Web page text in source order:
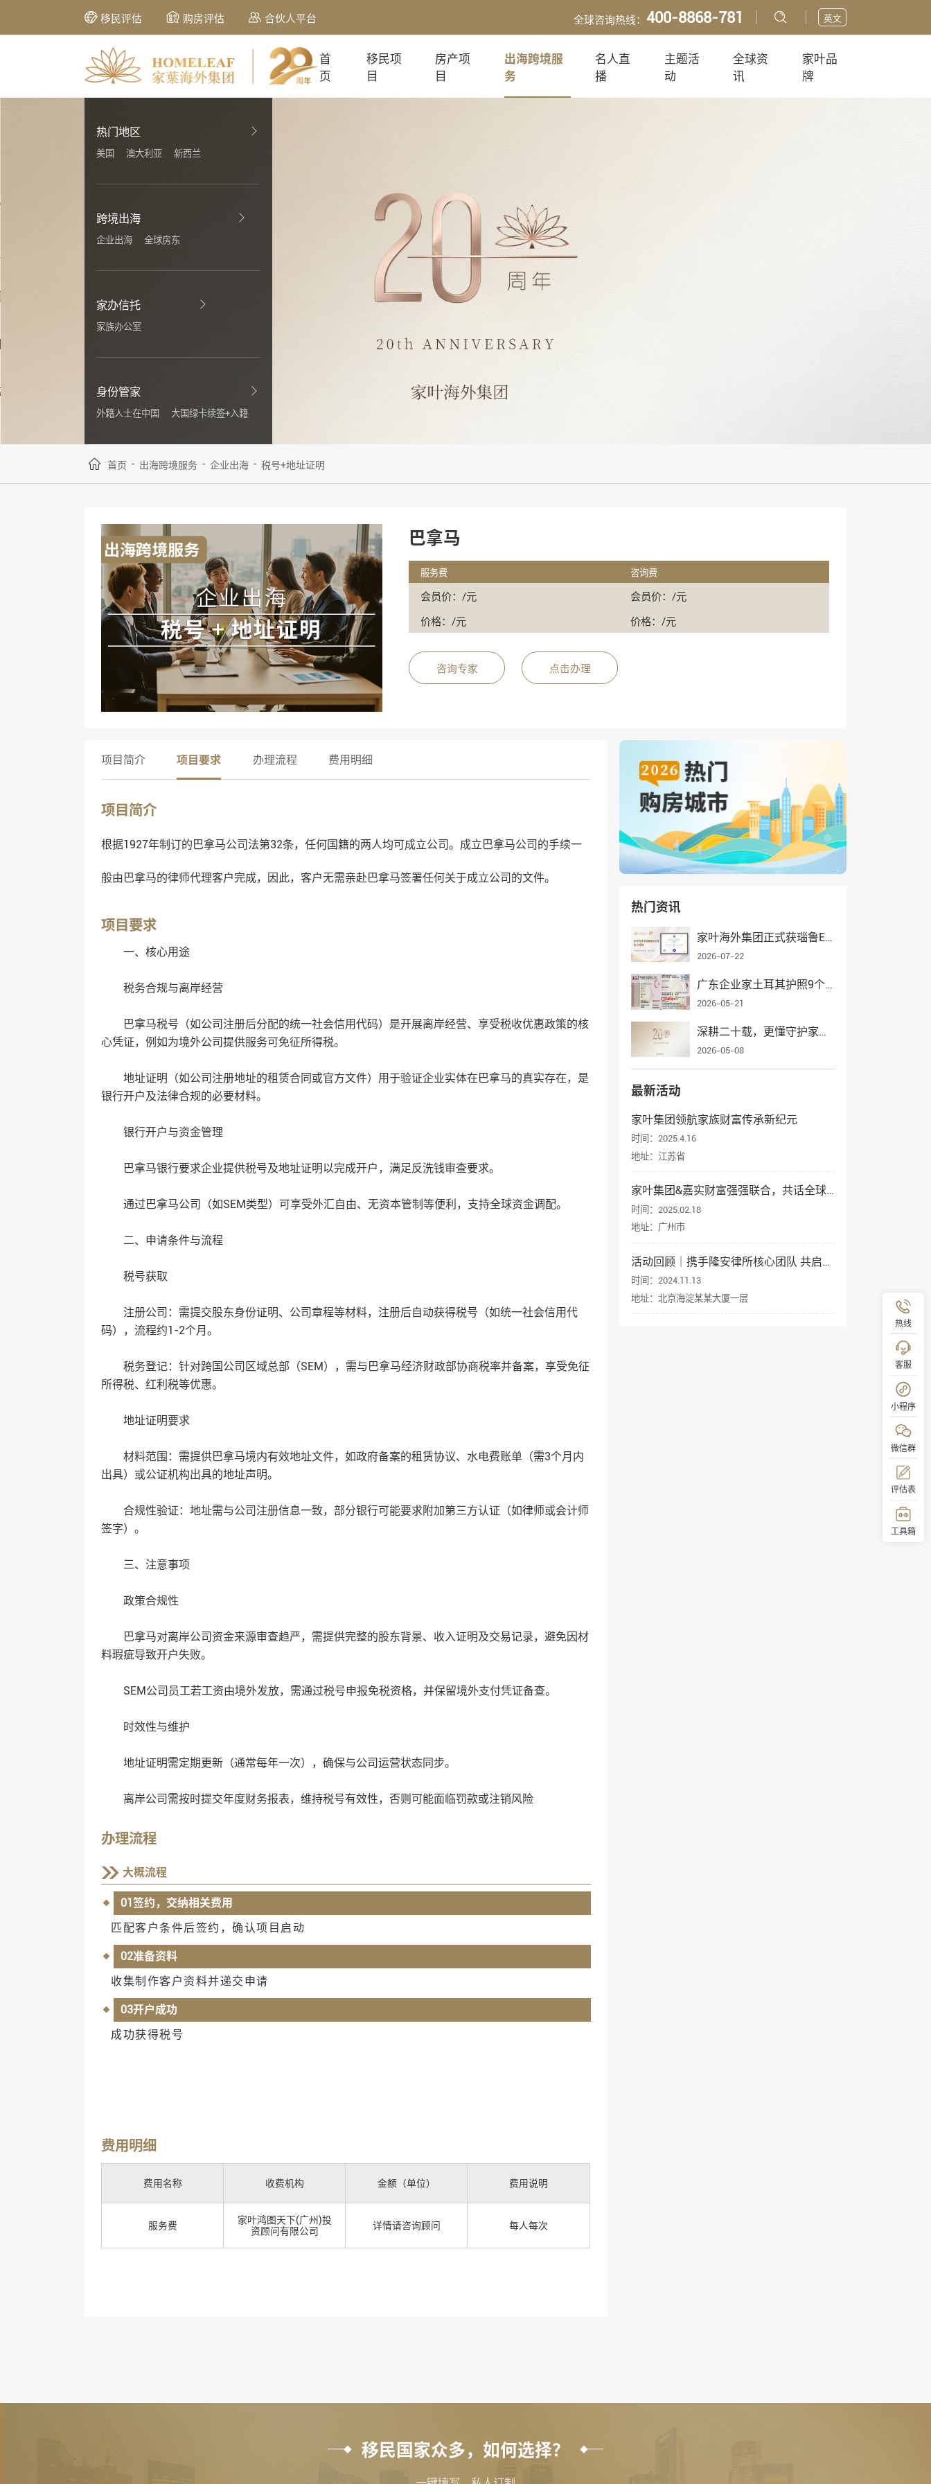
移民评估 购房评估 合伙人平台 全球咨询热线：400-8868-781 英文
首
页
移民项
目
房产项
目
出海跨境服
务
名人直
播
主题活
动
全球资
讯
家叶品
牌
热门地区
美国 澳大利亚 新西兰
跨境出海
企业出海 全球房东
家办信托
家族办公室
身份管家
外籍人士在中国 大国绿卡续签+入籍
首页 - 出海跨境服务 - 企业出海 - 税号+地址证明
巴拿马
服务费 咨询费
会员价：/元
会员价：/元
价格：/元
价格：/元
咨询专家 点击办理
项目简介 项目要求 办理流程 费用明细
项目简介
根据1927年制订的巴拿马公司法第32条，任何国籍的两人均可成立公司。成立巴拿马公司的手续一
般由巴拿马的律师代理客户完成，因此，客户无需亲赴巴拿马签署任何关于成立公司的文件。
项目要求
一、‌核心用途‌
‌税务合规与离岸经营‌
巴拿马税号（如公司注册后分配的统一社会信用代码）是开展离岸经营、享受税收优惠政策的核
心凭证，例如为境外公司提供服务可免征所得税‌。
地址证明（如公司注册地址的租赁合同或官方文件）用于验证企业实体在巴拿马的真实存在，是
银行开户及法律合规的必要材料‌。
‌银行开户与资金管理‌
巴拿马银行要求企业提供税号及地址证明以完成开户，满足反洗钱审查要求‌。
通过巴拿马公司（如SEM类型）可享受外汇自由、无资本管制等便利，支持全球资金调配‌。
二、‌申请条件与流程‌
‌税号获取‌
‌注册公司‌：需提交股东身份证明、公司章程等材料，注册后自动获得税号（如统一社会信用代
码），流程约1-2个月‌。
‌税务登记‌：针对跨国公司区域总部（SEM），需与巴拿马经济财政部协商税率并备案，享受免征
所得税、红利税等优惠‌。
‌地址证明要求‌
‌材料范围‌：需提供巴拿马境内有效地址文件，如政府备案的租赁协议、水电费账单（需3个月内
出具）或公证机构出具的地址声明‌。
‌合规性验证‌：地址需与公司注册信息一致，部分银行可能要求附加第三方认证（如律师或会计师
签字）‌。
三、‌注意事项‌
‌政策合规性‌
巴拿马对离岸公司资金来源审查趋严，需提供完整的股东背景、收入证明及交易记录，避免因材
料瑕疵导致开户失败‌。
SEM公司员工若工资由境外发放，需通过税号申报免税资格，并保留境外支付凭证备查‌。
‌时效性与维护‌
地址证明需定期更新（通常每年一次），确保与公司运营状态同步‌。
离岸公司需按时提交年度财务报表，维持税号有效性，否则可能面临罚款或注销风险‌
办理流程
大概流程
01签约，交纳相关费用
匹配客户条件后签约，确认项目启动
02准备资料
收集制作客户资料并递交申请
03开户成功
成功获得税号
费用明细
费用名称 收费机构 金额（单位） 费用说明
服务费
家叶鸿图天下(广州)投
资顾问有限公司
详情请咨询顾问 每人每次
热门资讯
家叶海外集团正式获瑙鲁ECRCP项目官方授权，身份规划服务再添权威认证
2026-07-22
广东企业家土耳其护照9个月获批，家叶海外全流程护航一家三口入籍
2026-05-21
深耕二十载，更懂守护家业——家叶海外集团辉煌发展纪实
2026-05-08
最新活动
家叶集团领航家族财富传承新纪元
时间：2025.4.16
地址：江苏省
家叶集团&嘉实财富强强联合，共话全球资产配置与身份规划
时间：2025.02.18
地址：广州市
活动回顾｜携手隆安律所核心团队 共启企业出海新征程
时间：2024.11.13
地址：北京海淀某某大厦一层
移民国家众多，如何选择？
热线
客服
小程序
微信群
评估表
工具箱